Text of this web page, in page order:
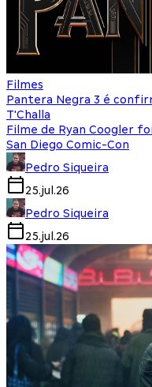
Filmes
Pantera Negra 3 é
T'Challa
Filme de Ryan Coogler
San Diego Comic-Con
Pedro Siqueira
25.jul.26
Pedro Siqueira
25.jul.26